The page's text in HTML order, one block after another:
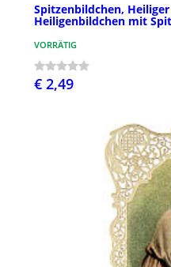
Spitzenbildchen,
Heiligenbildchen mit
VORRÄTIG
€ 2,49